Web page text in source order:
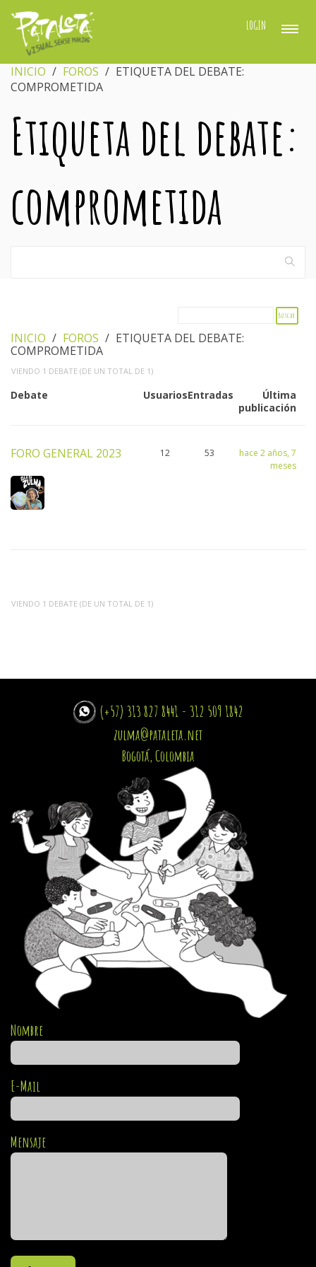
LOGIN
INICIO FOROS
ETIQUETA DEL DEBATE:
COMPROMETIDA
Etiqueta del debate:
comprometida
INICIO FOROS
ETIQUETA DEL DEBATE:
COMPROMETIDA
VIENDO 1 DEBATE (DE UN TOTAL DE 1)
Debate UsuariosEntradas
Última
publicación
FORO GENERAL 2023 12 53
hace 2 años, 7
meses
VIENDO 1 DEBATE (DE UN TOTAL DE 1)
(+57) 313 827 8441 - 312 509 1842
zulma@pataleta.net
Bogotá, Colombia
Nombre
E-Mail
Mensaje